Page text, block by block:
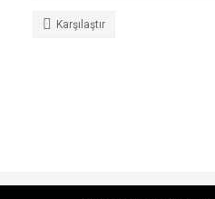
Karşılaştır